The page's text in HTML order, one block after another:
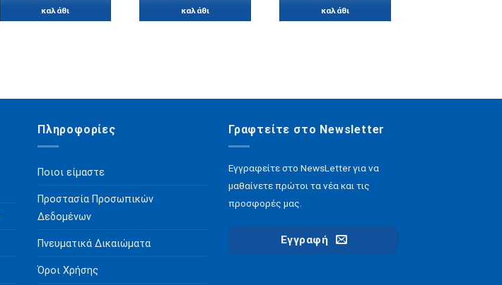
καλάθι
καλάθι
καλάθι
Πληροφορίες
Ποιοι είμαστε
Προστασία Προσωπικών
Δεδομένων
Πνευματικά Δικαιώματα
Όροι Χρήσης
Γραφτείτε στο Newsletter
Εγγραφείτε στο NewsLetter για να
μαθαίνετε πρώτοι τα νέα και τις
προσφορές μας.
Εγγραφή